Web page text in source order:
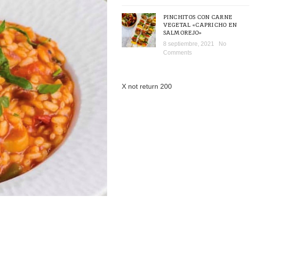
PINCHITOS CON CARNE
VEGETAL «CAPRICHO EN
SALMOREJO»
8 septiembre, 2021
No
Comments
X not return 200